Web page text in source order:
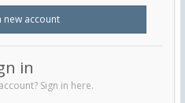
new account
in
Sign in here.